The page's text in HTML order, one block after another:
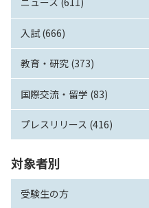
入試 (666)
教育・研究 (373)
国際交流・留学 (83)
プレスリリース (416)
対象者別
受験生の方